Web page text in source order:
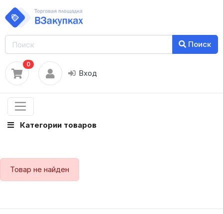
Поиск
0
Вход
Категории товаров
Товар не найден